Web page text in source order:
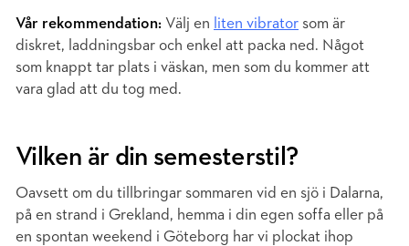
Vår rekommendation: Välj en liten vibrator som är
diskret, laddningsbar och enkel att packa ned. Något
som knappt tar plats i väskan, men som du kommer att
vara glad att du tog med.
Vilken är din semesterstil?
Oavsett om du tillbringar sommaren vid en sjö i Dalarna,
på en strand i Grekland, hemma i din egen soffa eller på
en spontan weekend i Göteborg har vi plockat ihop